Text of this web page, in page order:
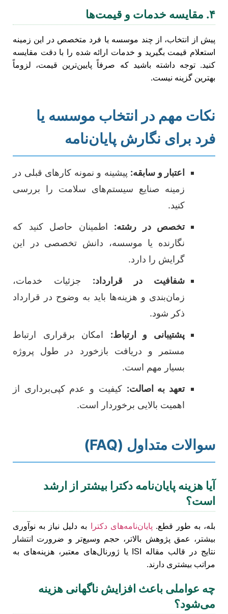
۴. مقایسه خدمات و قیمت‌ها
پیش از انتخاب، از چند موسسه یا فرد متخصص در این زمینه
استعلام قیمت بگیرید و خدمات ارائه شده را با دقت مقایسه
کنید. توجه داشته باشید که صرفاً پایین‌ترین قیمت، لزوماً
بهترین گزینه نیست.
نکات مهم در انتخاب موسسه یا
فرد برای نگارش پایان‌نامه
اعتبار و سابقه: پیشینه و نمونه کارهای قبلی در
زمینه صنایع سیستم‌های سلامت را بررسی
کنید.
تخصص در رشته: اطمینان حاصل کنید که
نگارنده یا موسسه، دانش تخصصی در این
گرایش را دارد.
شفافیت در قرارداد: جزئیات خدمات،
زمان‌بندی و هزینه‌ها باید به وضوح در قرارداد
ذکر شود.
پشتیبانی و ارتباط: امکان برقراری ارتباط
مستمر و دریافت بازخورد در طول پروژه
بسیار مهم است.
تعهد به اصالت: کیفیت و عدم کپی‌برداری از
اهمیت بالایی برخوردار است.
سوالات متداول (FAQ)
آیا هزینه پایان‌نامه دکترا بیشتر از ارشد
است؟
بله، به طور قطع. پایان‌نامه‌های دکترا
به دلیل نیاز به نوآوری
بیشتر، عمق پژوهش بالاتر، حجم وسیع‌تر و ضرورت انتشار
نتایج در قالب مقاله ISI یا ژورنال‌های معتبر، هزینه‌های به
مراتب بیشتری دارند.
چه عواملی باعث افزایش ناگهانی هزینه
می‌شود؟